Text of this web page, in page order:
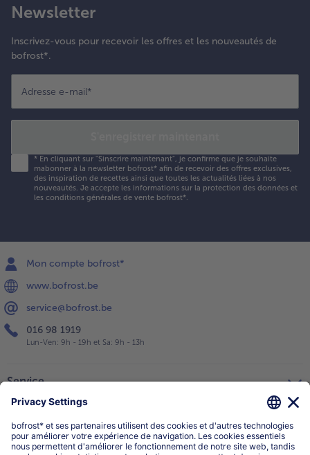
Newsletter
Inscrivez-vous pour recevoir les offres et les nouveautés de
bofrost*.
Adresse e-mail*
* En cliquant sur "Sinscrire maintenant", je confirme que je souhaite
mabonner à la newsletter bofrost* afin de recevoir des offres exclusives,
des inspiration de recettes ainsi que toutes les actualités liées à nos
nouveautés. Je accepte les informations sur la protection des données et
les conditions générales de vente bofrost*
Mon compte bofrost*
www.bofrost.be
service@bofrost.be
016 98 1919
Lun-Ven: 9h - 19h et Sa: 9h - 13h
Service
Catégories